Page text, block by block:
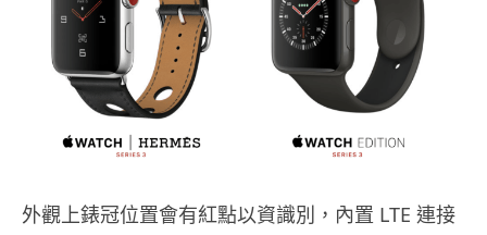
外觀上錶冠位置會有紅點以資識別，內置 LTE 連接